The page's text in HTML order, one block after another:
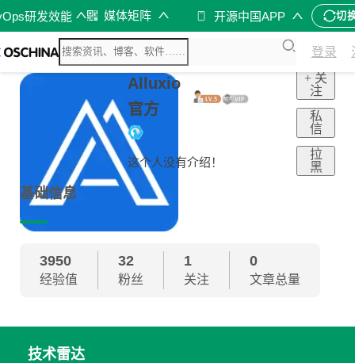
研发效能 媒体矩阵 开源中国APP 切
登录
Alluxio
官方
这个人没有介绍！
+ 关
注
私
信
拉
黑
基础信息
3950
经验值
32
粉丝
1
关注
0
文章总量
技术雷达